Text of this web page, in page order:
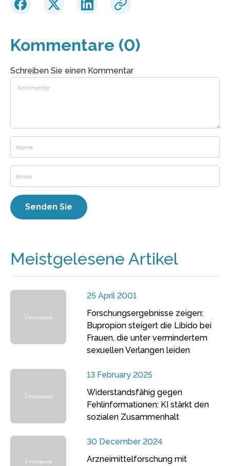
Kommentare (0)
Schreiben Sie einen Kommentar
Meistgelesene Artikel
25 April 2001
Forschungsergebnisse zeigen:
Bupropion steigert die Libido bei
Frauen, die unter vermindertem
sexuellen Verlangen leiden
13 February 2025
Widerstandsfähig gegen
Fehlinformationen: KI stärkt den
sozialen Zusammenhalt
30 December 2024
Arzneimittelforschung mit